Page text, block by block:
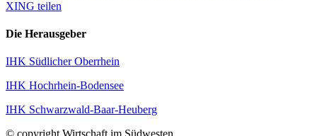
XING teilen
Die Herausgeber
IHK Südlicher Oberrhein
IHK Hochrhein-Bodensee
IHK Schwarzwald-Baar-Heuberg